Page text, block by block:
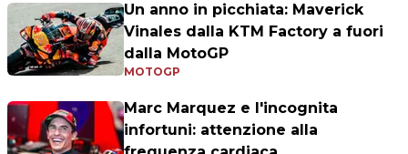
Un anno in picchiata: Maverick
Vinales dalla KTM Factory a fuori
dalla MotoGP
MOTOGP
Marc Marquez e l'incognita
infortuni: attenzione alla